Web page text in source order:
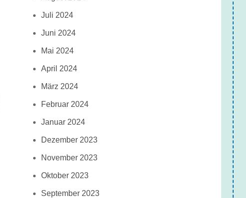
Juli 2024
Juni 2024
Mai 2024
April 2024
März 2024
Februar 2024
Januar 2024
Dezember 2023
November 2023
Oktober 2023
September 2023